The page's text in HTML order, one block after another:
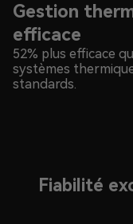
Gestion
efficace
52% plus efficace
systèmes
standards.
Fiabilité